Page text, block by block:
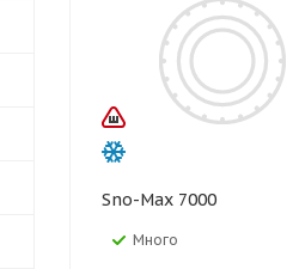
Sno-Max 7000
Много